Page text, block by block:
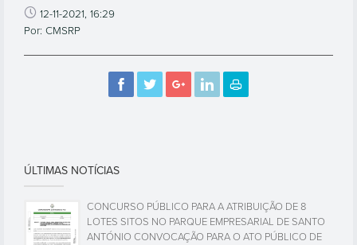
12-11-2021, 16:29
Por: CMSRP
ÚLTIMAS NOTÍCIAS
CONCURSO PÚBLICO PARA A ATRIBUIÇÃO DE 8
LOTES SITOS NO PARQUE EMPRESARIAL DE SANTO
ANTÓNIO CONVOCAÇÃO PARA O ATO PÚBLICO DE